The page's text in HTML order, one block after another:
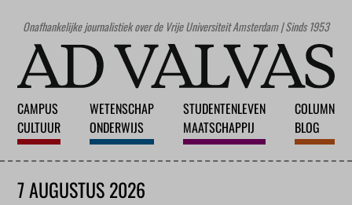
Onafhankelijke journalistiek over de Vrije Universiteit Amsterdam | Sinds 1953
CAMPUS
CULTUUR
WETENSCHAP
ONDERWIJS
STUDENTENLEVEN
MAATSCHAPPIJ
COLUMN
BLOG
7 AUGUSTUS 2026